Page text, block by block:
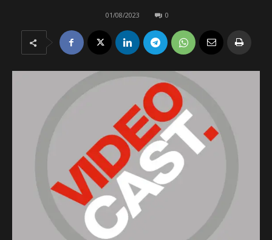
01/08/2023 0